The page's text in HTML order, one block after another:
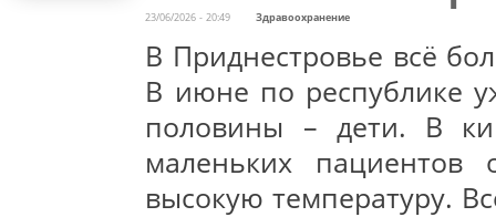
23/06/2026 - 20:49 Здравоохранение
В Приднестровье всё
В июне по республике
половины – дети. В
маленьких
высокую температуру.